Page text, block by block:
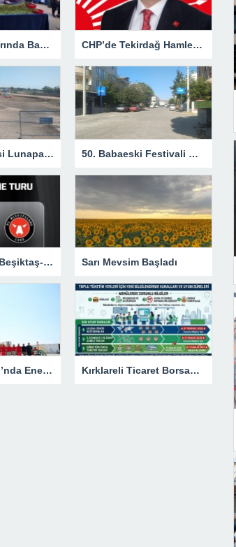
Babaeski Pazarında Bamya Fiyatı Geriledi! Kilosu 250 TL’ye Düştü CHP’de Tekirdağ Hamlesi, Gözler Kırklareli’nde
Festival Öncesi Lunapark Hazır: Babaeski’de Eğlence Başlıyor 50. Babaeski Festivali Öncesi Hazırlıklar Hız Kazandı
Babaeski’den Beşiktaş-Midtjylland Maçına Taraftar Seferi Sarı Mevsim Başladı
Türkiye Yüzyılı’nda Enerjide Tam Bağımsız Türkiye Hedefi İçin Durmadan Çalışıyoruz Kırklareli Ticaret Borsası’ndan Gıda İşletmelerine Yeni Menü Uyarısı